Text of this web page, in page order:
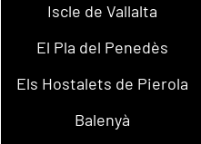
Iscle de Vallalta
El Pla del Penedès
Els Hostalets de Pierola
Balenyà